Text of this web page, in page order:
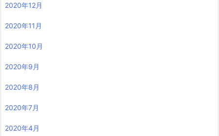
2020年12月
2020年11月
2020年10月
2020年9月
2020年8月
2020年7月
2020年4月